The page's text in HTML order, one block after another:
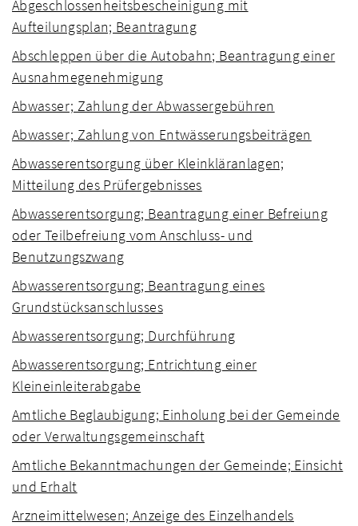
Abgeschlossenheitsbescheinigung mit
Aufteilungsplan; Beantragung
Abschleppen über die Autobahn; Beantragung einer
Ausnahmegenehmigung
Abwasser; Zahlung der Abwassergebühren
Abwasser; Zahlung von Entwässerungsbeiträgen
Abwasserentsorgung über Kleinkläranlagen;
Mitteilung des Prüfergebnisses
Abwasserentsorgung; Beantragung einer Befreiung
oder Teilbefreiung vom Anschluss- und
Benutzungszwang
Abwasserentsorgung; Beantragung eines
Grundstücksanschlusses
Abwasserentsorgung; Durchführung
Abwasserentsorgung; Entrichtung einer
Kleineinleiterabgabe
Amtliche Beglaubigung; Einholung bei der Gemeinde
oder Verwaltungsgemeinschaft
Amtliche Bekanntmachungen der Gemeinde; Einsicht
und Erhalt
Arzneimittelwesen; Anzeige des Einzelhandels